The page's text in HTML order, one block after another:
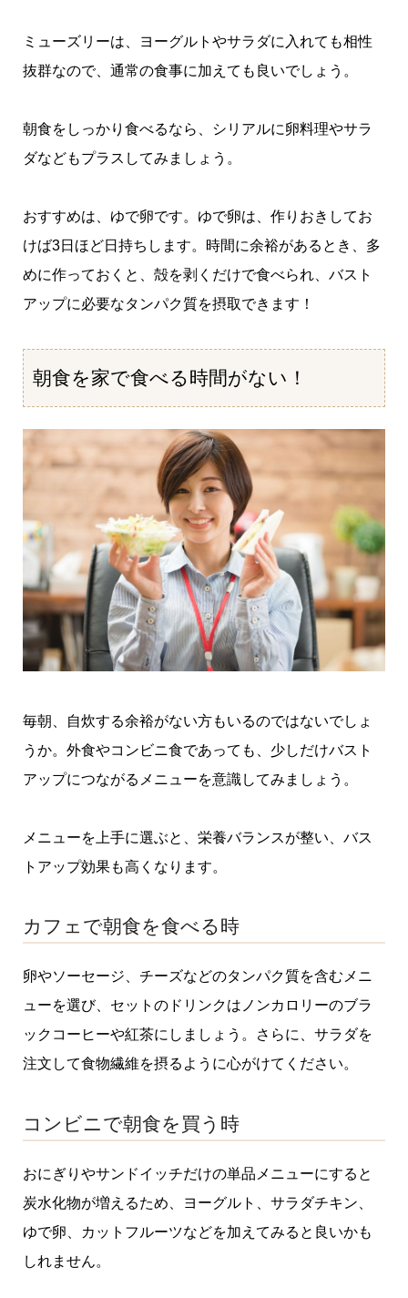
ミューズリーは、ヨーグルトやサラダに入れても相性
抜群なので、通常の食事に加えても良いでしょう。
朝食をしっかり食べるなら、シリアルに卵料理やサラ
ダなどもプラスしてみましょう。
おすすめは、ゆで卵です。ゆで卵は、作りおきしてお
けば3日ほど日持ちします。時間に余裕があるとき、多
めに作っておくと、殻を剥くだけで食べられ、バスト
アップに必要なタンパク質を摂取できます！
朝食を家で食べる時間がない！
毎朝、自炊する余裕がない方もいるのではないでしょ
うか。外食やコンビニ食であっても、少しだけバスト
アップにつながるメニューを意識してみましょう。
メニューを上手に選ぶと、栄養バランスが整い、バス
トアップ効果も高くなります。
カフェで朝食を食べる時
卵やソーセージ、チーズなどのタンパク質を含むメニ
ューを選び、セットのドリンクはノンカロリーのブラ
ックコーヒーや紅茶にしましょう。さらに、サラダを
注文して食物繊維を摂るように心がけてください。
コンビニで朝食を買う時
おにぎりやサンドイッチだけの単品メニューにすると
炭水化物が増えるため、ヨーグルト、サラダチキン、
ゆで卵、カットフルーツなどを加えてみると良いかも
しれません。